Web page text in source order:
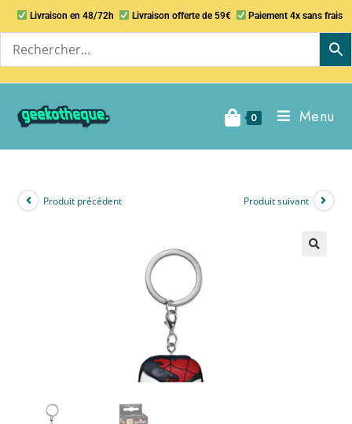
Livraison en 48/72h Livraison offerte de 59€ Paiement 4x sans frais
0 Menu
Produit précédent Produit suivant